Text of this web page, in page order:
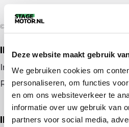
Deze website maakt gebruik
We gebruiken cookies om
personaliseren, om functies
en om ons websiteverkeer te
informatie over uw gebruik van
partners voor social media,
© 2026 door stagemotor.nl
IK ZOEK EEN BAAN
Inloggen
Registreren
IK BEN WERKGEVER